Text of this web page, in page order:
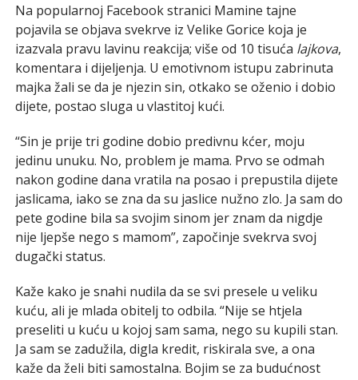
Na popularnoj Facebook stranici Mamine tajne
pojavila se objava svekrve iz Velike Gorice koja je
izazvala pravu lavinu reakcija; više od 10 tisuća lajkova,
komentara i dijeljenja. U emotivnom istupu zabrinuta
majka žali se da je njezin sin, otkako se oženio i dobio
dijete, postao sluga u vlastitoj kući.
“Sin je prije tri godine dobio predivnu kćer, moju
jedinu unuku. No, problem je mama. Prvo se odmah
nakon godine dana vratila na posao i prepustila dijete
jaslicama, iako se zna da su jaslice nužno zlo. Ja sam do
pete godine bila sa svojim sinom jer znam da nigdje
nije ljepše nego s mamom”, započinje svekrva svoj
dugački status.
Kaže kako je snahi nudila da se svi presele u veliku
kuću, ali je mlada obitelj to odbila. “Nije se htjela
preseliti u kuću u kojoj sam sama, nego su kupili stan.
Ja sam se zadužila, digla kredit, riskirala sve, a ona
kaže da želi biti samostalna. Bojim se za budućnost